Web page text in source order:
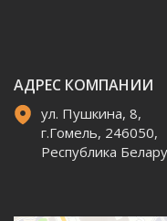
АДРЕС КОМПАНИИ
ул. Пушкина, 8,
г.Гомель, 246050,
Республика